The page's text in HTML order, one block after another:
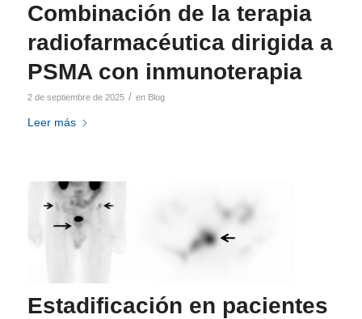
Combinación de la terapia
radiofarmacéutica dirigida a
PSMA con inmunoterapia
2 de septiembre de 2025 / en Blog
Leer más
Estadificación en pacientes